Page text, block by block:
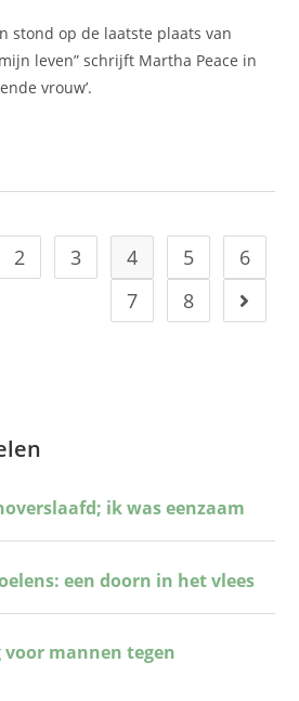
stond op de laatste plaats van
leven” schrijft Martha Peace in
vrouw’.
2 3 4 5
6
7
8